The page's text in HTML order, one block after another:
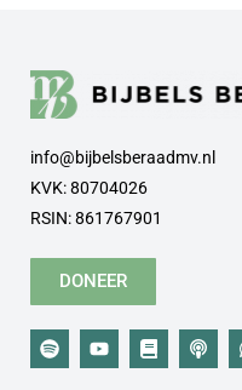
info@bijbelsberaadmv.nl
KVK: 80704026
RSIN: 861767901
DONEER